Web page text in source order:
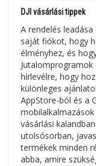
DJI vásárlási tippek
A rendelés
saját fiókot, hogy
élményhez, és
Jutalomprogramok
hírlevélre, hogy
különleges
AppStore-ból és a
vásárlási
utolsósorban,
termékek minden
abba, amire